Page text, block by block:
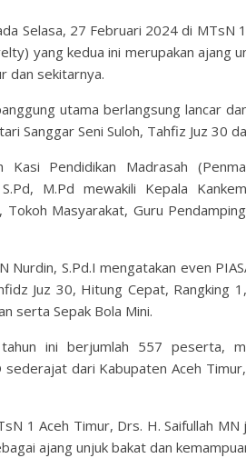
Selasa, 27 Februari 2024 di MTsN
yang kedua ini merupakan ajang
dan sekitarnya.
utama berlangsung lancar
Sanggar Seni Suloh, Tahfiz Juz 30
Pendidikan Madrasah
M.Pd mewakili Kepala
Tokoh Masyarakat, Guru
Nurdin, S.Pd.I mengatakan even
Juz 30, Hitung Cepat, Rangking
serta Sepak Bola Mini.
tahun ini berjumlah 557 peserta,
dari Kabupaten Aceh
1 Aceh Timur, Drs. H. Saifullah
ajang unjuk bakat dan